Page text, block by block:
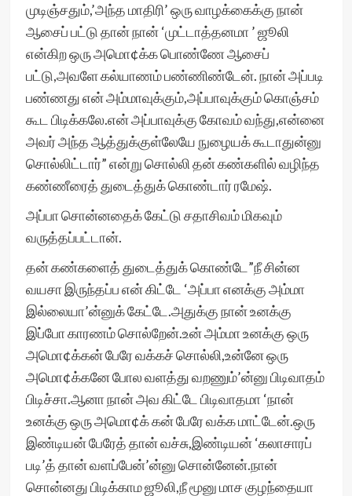
முடிஞ்சதும்,’அந்த மாதிரி’ ஒரு வாழக்கைக்கு நான்
ஆசைப் பட்டு தான் நான் ‘முட்டாத்தனமா ’ ஜூலி
என்கிற ஒரு அமொ¢க்க பொண்ணே ஆசைப்
பட்டு,அவளே கல்யாணம் பண்ணிண்டேன். நான் அப்படி
பண்ணது என் அம்மாவுக்கும்,அப்பாவுக்கும் கொஞ்சம்
கூட பிடிக்கலே.என் அப்பாவுக்கு கோவம் வந்து,என்னை
அவர் அந்த ஆத்துக்குள்லேயே நுழையக் கூடாதுன்னு
சொல்லிட்டார்” என்று சொல்லி தன் கண்களில் வழிந்த
கண்ணீரைத் துடைத்துக் கொண்டார் ரமேஷ்.
அப்பா சொன்னதைக் கேட்டு சதாசிவம் மிகவும்
வருத்தப்பட்டான்.
தன் கண்களைத் துடைத்துக் கொண்டே”நீ சின்ன
வயசா இருந்தப்ப என் கிட்டே ‘அப்பா எனக்கு அம்மா
இல்லையா’ன்னுக் கேட்டே.அதுக்கு நான் உனக்கு
இப்போ காரணம் சொல்றேன்.உன் அம்மா உனக்கு ஒரு
அமொ¢க்கன் பேரே வக்கச் சொல்லி,உன்னே ஒரு
அமொ¢க்கனே போல வளத்து வறணும்’ன்னு பிடிவாதம்
பிடிச்சா.ஆனா நான் அவ கிட்டே பிடிவாதமா ‘நான்
உனக்கு ஒரு அமொ¢க் கன் பேரே வக்க மாட்டேன்.ஒரு
இண்டியன் பேரேத் தான் வச்சு,இண்டியன் ‘கலாசாரப்
படி’த் தான் வளப்பேன்’ன்னு சொன்னேன்.நான்
சொன்னது பிடிக்காம ஜூலி,நீ மூனு மாச குழந்தையா